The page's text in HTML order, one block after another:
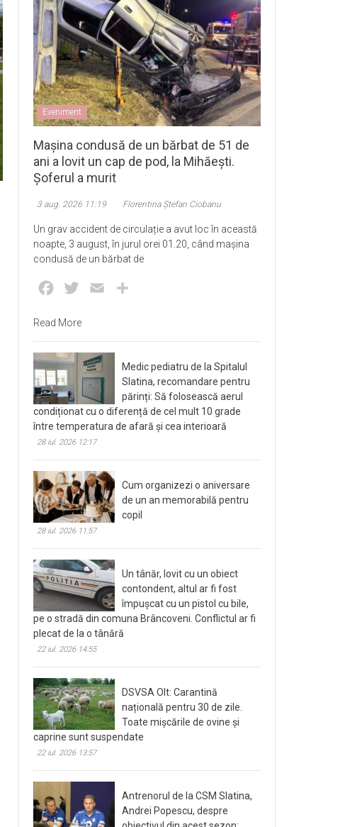
Eveniment
Mașina condusă de un bărbat de 51 de
ani a lovit un cap de pod, la Mihăești.
Șoferul a murit
3 aug. 2026 11:19 Florentina Ștefan Ciobanu
Un grav accident de circulație a avut loc în această
noapte, 3 august, în jurul orei 01.20, când mașina
condusă de un bărbat de
Facebook
Twitter Email
Read More
Medic pediatru de la Spitalul
Slatina, recomandare pentru
părinți: Să folosească aerul
condiționat cu o diferență de cel mult 10 grade
între temperatura de afară și cea interioară
28 iul. 2026 12:17
Cum organizezi o aniversare
de un an memorabilă pentru
copil
28 iul. 2026 11:57
Un tânăr, lovit cu un obiect
contondent, altul ar fi fost
împușcat cu un pistol cu bile,
pe o stradă din comuna Brâncoveni. Conflictul ar fi
plecat de la o tânără
22 iul. 2026 14:55
DSVSA Olt: Carantină
națională pentru 30 de zile.
Toate mișcările de ovine și
caprine sunt suspendate
22 iul. 2026 13:57
Antrenorul de la CSM Slatina,
Andrei Popescu, despre